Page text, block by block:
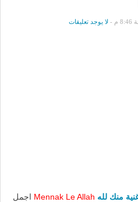
- لا يوجد تعليقات
منك لله Mennak Le Allah اجمل